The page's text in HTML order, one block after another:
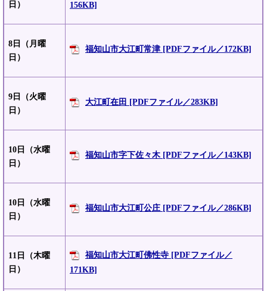
日）
156KB]
8日（月曜
日）
福知山市大江町常津 [PDFファイル／172KB]
9日（火曜
日）
大江町在田 [PDFファイル／283KB]
10日（水曜
日）
福知山市字下佐々木 [PDFファイル／143KB]
10日（水曜
日）
福知山市大江町公庄 [PDFファイル／286KB]
11日（木曜
日）
福知山市大江町佛性寺 [PDFファイル／
171KB]